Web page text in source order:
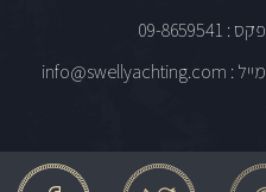
פקס : 09-8659541
מייל : info@swellyachting.com